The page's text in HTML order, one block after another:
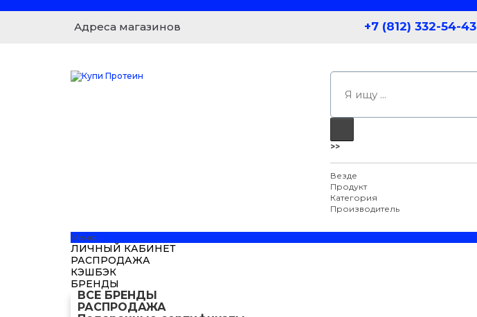
Адреса магазинов +7 (812) 332-54-43
>>
Везде
Продукт
Категория
Производитель
Меню
ЛИЧНЫЙ КАБИНЕТ
РАСПРОДАЖА
КЭШБЭК
БРЕНДЫ
ВСЕ БРЕНДЫ
РАСПРОДАЖА